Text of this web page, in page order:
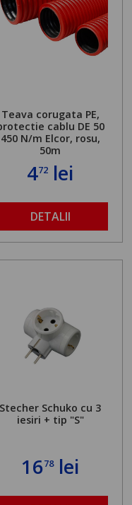
Teava corugata PE,
cablu DE 50
450 N/m Elcor, rosu,
50m
472 lei
DETALII
Stecher Schuko cu 3
iesiri + tip "S"
1678lei